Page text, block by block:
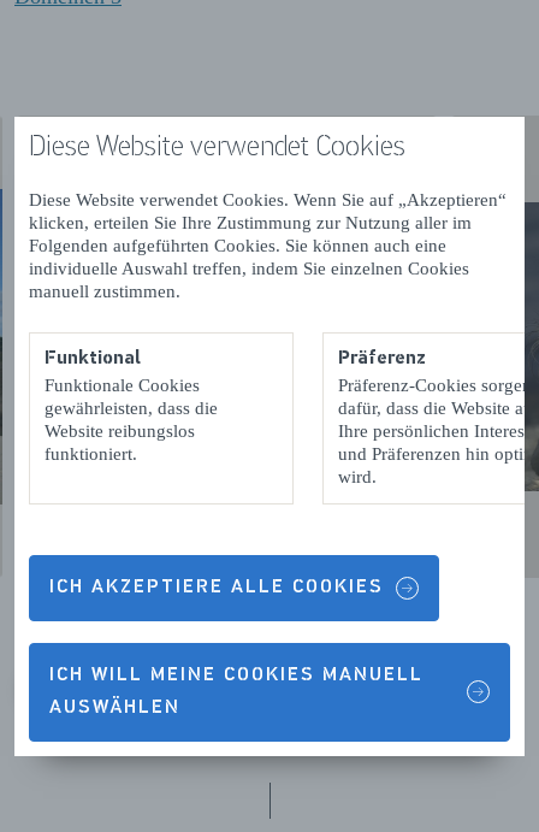
Diese Website verwendet Cookies
Diese Website verwendet Cookies. Wenn Sie auf „Akzeptieren“
klicken, erteilen Sie Ihre Zustimmung zur Nutzung aller im
Folgenden aufgeführten Cookies. Sie können auch eine
individuelle Auswahl treffen, indem Sie einzelnen Cookies
manuell zustimmen.
Funktional
Funktionale Cookies
gewährleisten, dass die
Website reibungslos
funktioniert.
Präferenz
Präferenz-Cookies sorgen
dafür, dass die Website auf
Ihre persönlichen
und Präferenzen hin
wird.
ICH AKZEPTIERE ALLE COOKIES
ICH WILL MEINE COOKIES MANUELL
AUSWÄHLEN
VORIGE VOLGENDE